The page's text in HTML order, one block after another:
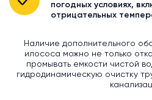
погодных условиях,
отрицательных
Наличие дополнительного
илососа можно не только
промывать емкости чистой
гидродинамическую очистку